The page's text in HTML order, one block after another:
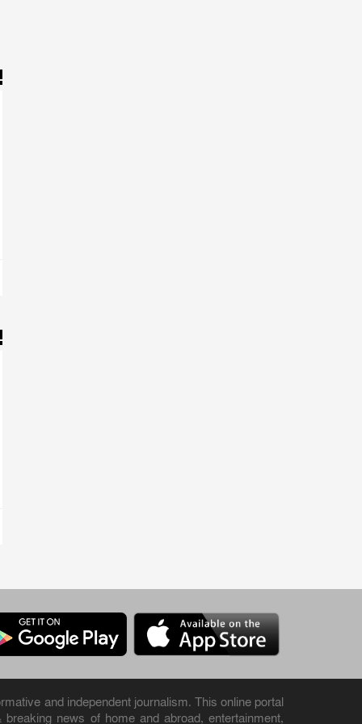
and independent journalism. This online portal
news of home and abroad, entertainment,